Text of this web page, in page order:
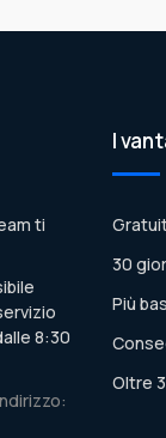
ti
8:30
I
30
Più
Oltre